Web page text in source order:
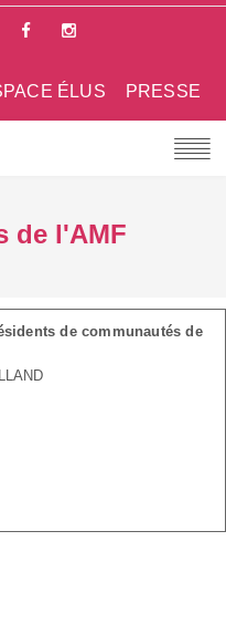
PRESSE
ÉLUS
de l'AMF
de communautés de